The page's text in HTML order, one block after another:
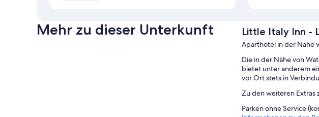
Mehr zu dieser Unterkunft Little Italy Inn -
Aparthotel in der Nähe
Die in der Nähe von
bietet unter anderem
vor Ort stets in
Zu den weiteren Extras
Parken ohne Service